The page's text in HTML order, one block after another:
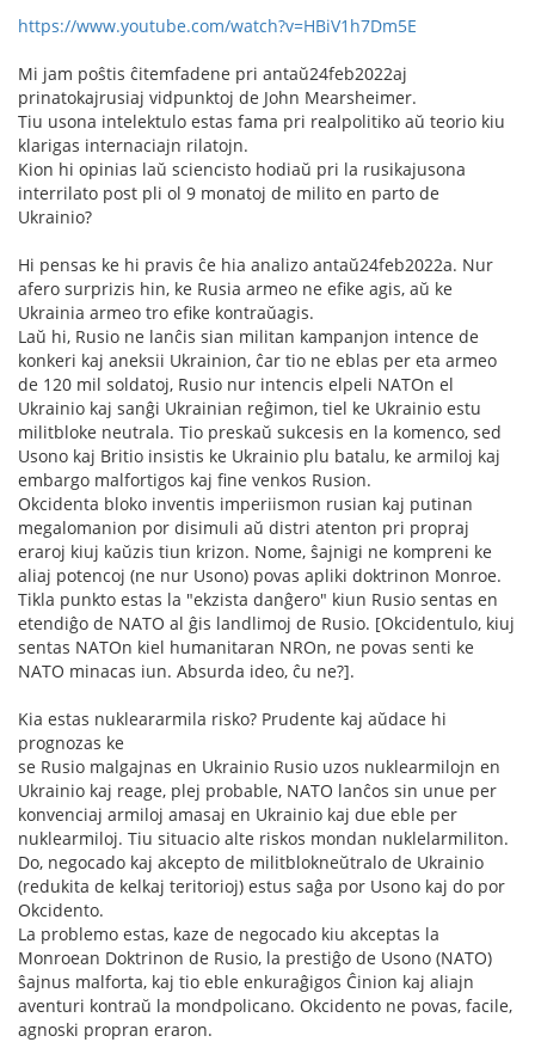
https://www.youtube.com/watch?v=HBiV1h7Dm5E
Mi jam poŝtis ĉitemfadene pri antaŭ24feb2022aj
prinatokajrusiaj vidpunktoj de John Mearsheimer.
Tiu usona intelektulo estas fama pri realpolitiko aŭ teorio kiu
klarigas internaciajn rilatojn.
Kion hi opinias laŭ sciencisto hodiaŭ pri la rusikajusona
interrilato post pli ol 9 monatoj de milito en parto de
Ukrainio?
Hi pensas ke hi pravis ĉe hia analizo antaŭ24feb2022a. Nur
afero surprizis hin, ke Rusia armeo ne efike agis, aŭ ke
Ukrainia armeo tro efike kontraŭagis.
Laŭ hi, Rusio ne lanĉis sian militan kampanjon intence de
konkeri kaj aneksii Ukrainion, ĉar tio ne eblas per eta armeo
de 120 mil soldatoj, Rusio nur intencis elpeli NATOn el
Ukrainio kaj sanĝi Ukrainian reĝimon, tiel ke Ukrainio estu
militbloke neutrala. Tio preskaŭ sukcesis en la komenco, sed
Usono kaj Britio insistis ke Ukrainio plu batalu, ke armiloj kaj
embargo malfortigos kaj fine venkos Rusion.
Okcidenta bloko inventis imperiismon rusian kaj putinan
megalomanion por disimuli aŭ distri atenton pri propraj
eraroj kiuj kaŭzis tiun krizon. Nome, ŝajnigi ne kompreni ke
aliaj potencoj (ne nur Usono) povas apliki doktrinon Monroe.
Tikla punkto estas la "ekzista danĝero" kiun Rusio sentas en
etendiĝo de NATO al ĝis landlimoj de Rusio. [Okcidentulo, kiuj
sentas NATOn kiel humanitaran NROn, ne povas senti ke
NATO minacas iun. Absurda ideo, ĉu ne?].
Kia estas nukleararmila risko? Prudente kaj aŭdace hi
prognozas ke
se Rusio malgajnas en Ukrainio Rusio uzos nuklearmilojn en
Ukrainio kaj reage, plej probable, NATO lanĉos sin unue per
konvenciaj armiloj amasaj en Ukrainio kaj due eble per
nuklearmiloj. Tiu situacio alte riskos mondan nuklelarmiliton.
Do, negocado kaj akcepto de militblokneŭtralo de Ukrainio
(redukita de kelkaj teritorioj) estus saĝa por Usono kaj do por
Okcidento.
La problemo estas, kaze de negocado kiu akceptas la
Monroean Doktrinon de Rusio, la prestiĝo de Usono (NATO)
ŝajnus malforta, kaj tio eble enkuraĝigos Ĉinion kaj aliajn
aventuri kontraŭ la mondpolicano. Okcidento ne povas, facile,
agnoski propran eraron.